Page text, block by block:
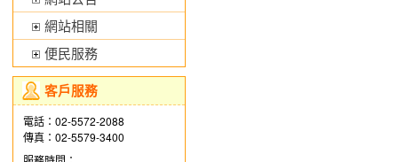
網站相關
便民服務
客戶服務
電話：02-5572-2088
傳真：02-5579-3400